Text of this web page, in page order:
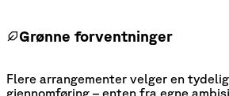
Grønne forventninger
Flere arrangementer velger en
gjennomføring – enten fra egne